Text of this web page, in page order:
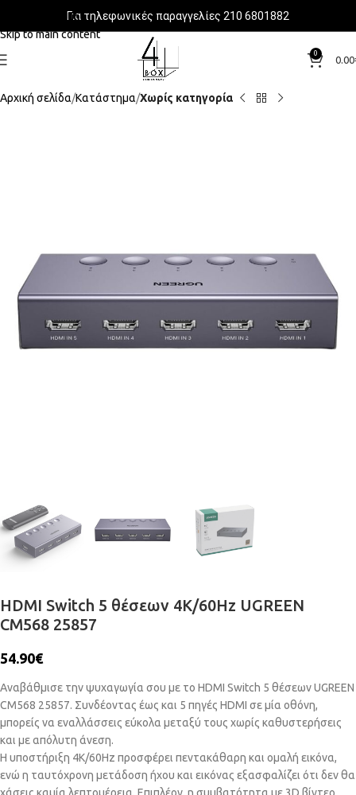
Skip to navigation
Skip to main content
Για τηλεφωνικές παραγγελίες 210 6801882
0
0.00
Αρχική σελίδα Κατάστημα Χωρίς κατηγορία
HDMI Switch 5 θέσεων 4K/60Hz UGREEN
CM568 25857
54.90€
Αναβάθμισε την ψυχαγωγία σου με το HDMI Switch 5 θέσεων UGREEN
CM568 25857. Συνδέοντας έως και 5 πηγές HDMI σε μία οθόνη,
μπορείς να εναλλάσσεις εύκολα μεταξύ τους χωρίς καθυστερήσεις
και με απόλυτη άνεση.
Η υποστήριξη 4K/60Hz προσφέρει πεντακάθαρη και ομαλή εικόνα,
ενώ η ταυτόχρονη μετάδοση ήχου και εικόνας εξασφαλίζει ότι δεν θα